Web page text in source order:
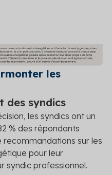
les
des syndics
les syndics ont un
% des répondants
sur les
pour leur
syndic professionnel.